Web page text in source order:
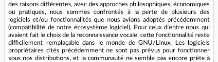
des raisons différentes, avec des approches philosophiques, économiques
ou pratiques, nous sommes confrontés à la perte de plusieurs des
logiciels et/ou fonctionnalités que nous avions adoptés précédemment
(compatibilité de notre écosystème logiciel). Pour ceux d'entre nous qui
avaient fait le choix de la reconnaissance vocale, cette fonctionnalité reste
difficilement remplaçable dans le monde de GNU/Linux. Les logiciels
propriétaires cités précédemment ne sont pas prévus pour fonctionner
sous nos distributions, et la communauté ne semble pas encore prête à